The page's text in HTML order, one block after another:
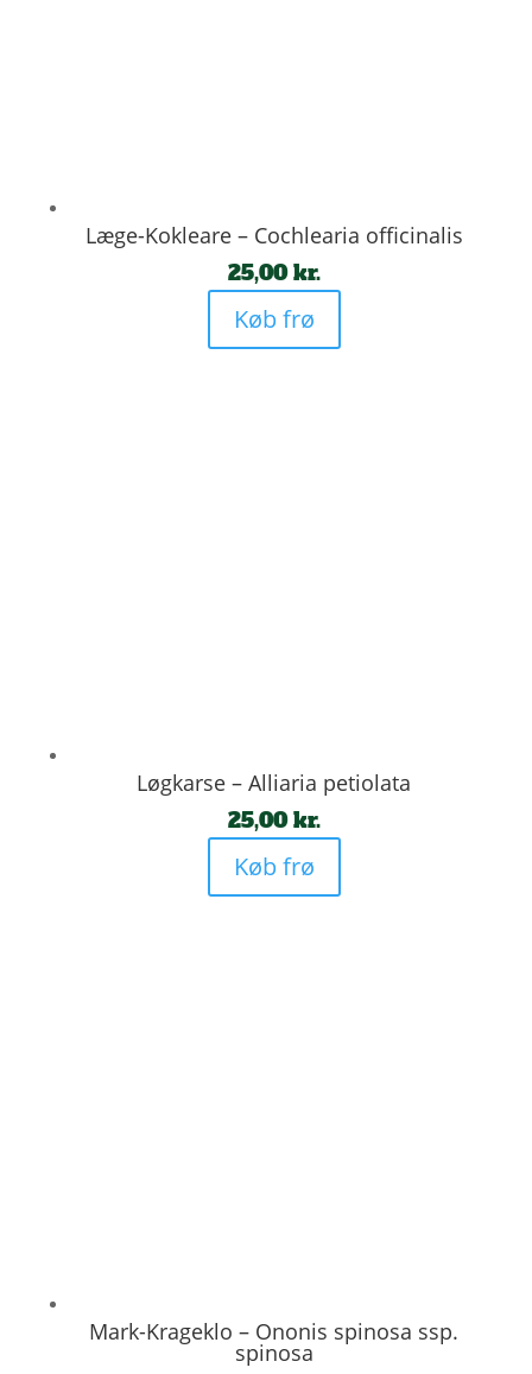
Læge-Kokleare – Cochlearia officinalis
25,00kr.
Køb frø
Løgkarse – Alliaria petiolata
25,00kr.
Køb frø
Mark-Krageklo – Ononis spinosa ssp.
spinosa